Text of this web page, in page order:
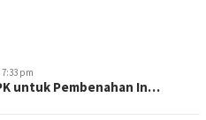
pm
untuk Pembenahan In…